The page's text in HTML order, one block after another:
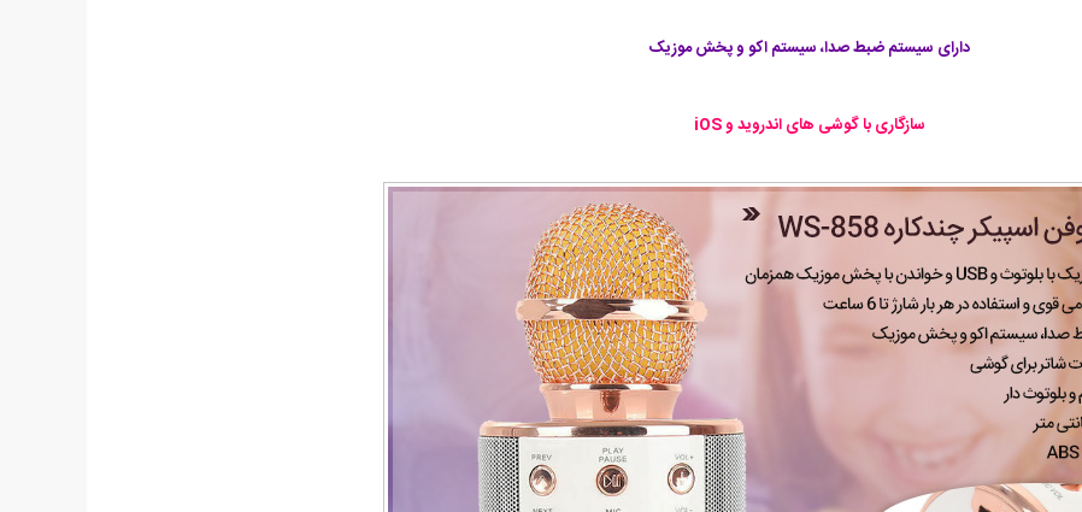
دارای سیستم ضبط صدا، سیستم اکو و پخش موزیک
سازگاری با گوشی های اندروید و iOS